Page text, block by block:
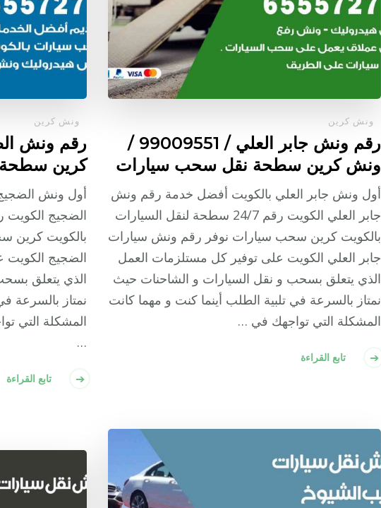
ونش كرين
رقم ونش جابر العلي / 99009551‬ /
ونش كرين سطحة نقل سحب سيارات
أول ونش جابر العلي بالكويت أفضل خدمة رقم ونش
جابر العلي الكويت رقم 24/7 سطحة لنقل السيارات
بالكويت كرين سحب سيارات نوفر رقم ونش سيارات
جابر العلي الكويت على توفير كل مستلزمات العمل
الذي يتعلق بسحب و نقل السيارات و الشاحنات حيث
نمتاز بالسرعة في تلبية الطلب أينما كنت و مهما كانت
المشكلة التي تواجهك في …
تابع القراءة
ونش كرين
كرين
أول ونش
بالكويت كرين
الضجيج الكويت
الذي يتعلق
نمتاز بالسرعة
المشكلة التي
…
تابع القراءة